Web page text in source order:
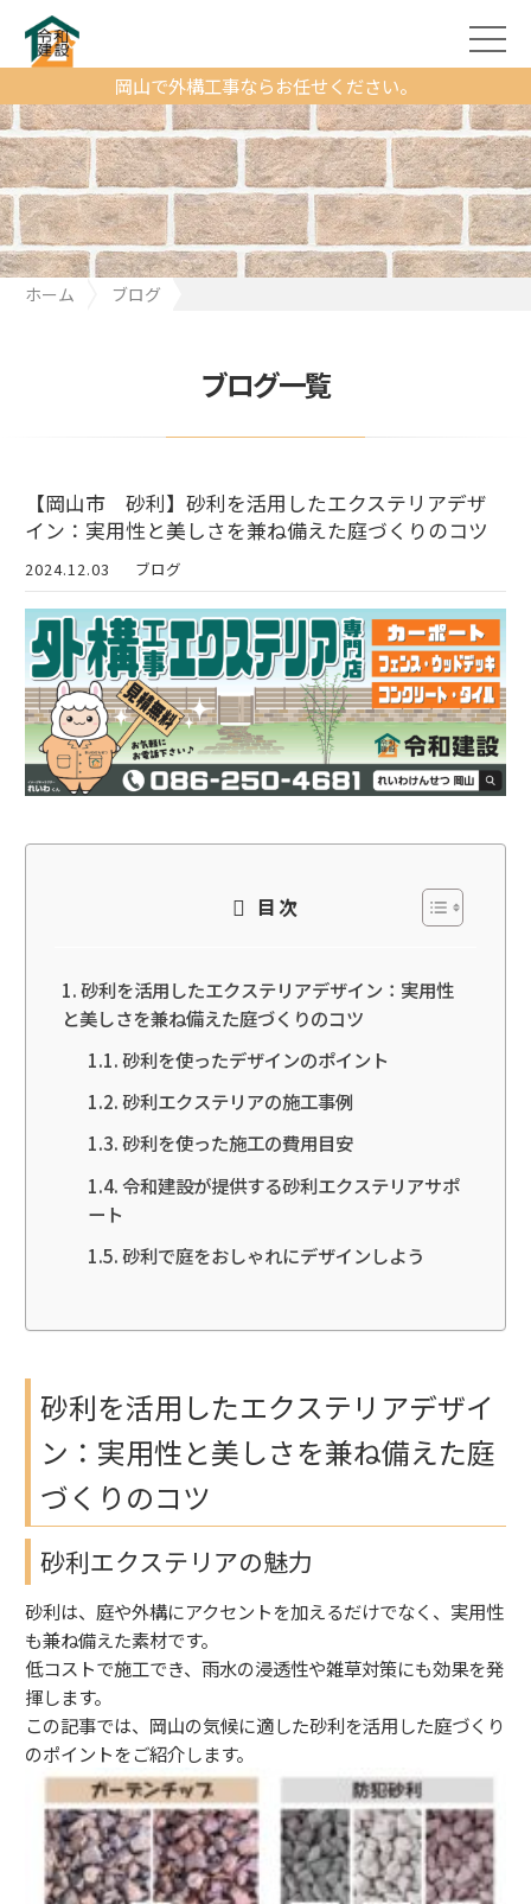
岡山で外構工事ならお任せください。
ホーム
ブログ
ブログ一覧
【岡山市 砂利】砂利を活用したエクステリアデザ
イン：実用性と美しさを兼ね備えた庭づくりのコツ
2024.12.03 ブログ
目次
砂利を活用したエクステリアデザイン：実用性
と美しさを兼ね備えた庭づくりのコツ
砂利を使ったデザインのポイント
砂利エクステリアの施工事例
砂利を使った施工の費用目安
令和建設が提供する砂利エクステリアサポ
ート
砂利で庭をおしゃれにデザインしよう
砂利を活用したエクステリアデザイ
ン：実用性と美しさを兼ね備えた庭
づくりのコツ
砂利エクステリアの魅力
砂利は、庭や外構にアクセントを加えるだけでなく、実用性
も兼ね備えた素材です。
低コストで施工でき、雨水の浸透性や雑草対策にも効果を発
揮します。
この記事では、岡山の気候に適した砂利を活用した庭づくり
のポイントをご紹介します。